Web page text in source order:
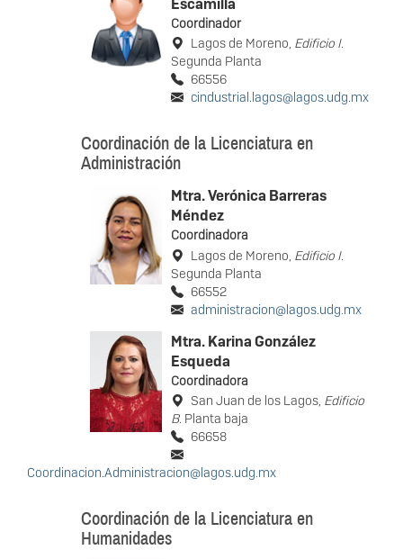
Escamilla
Coordinador
Lagos de Moreno, Edificio I.
Segunda Planta
66556
cindustrial.lagos@lagos.udg.mx
Coordinación de la Licenciatura en
Administración
Mtra. Verónica Barreras
Méndez
Coordinadora
Lagos de Moreno, Edificio I.
Segunda Planta
66552
administracion@lagos.udg.mx
Mtra. Karina González
Esqueda
Coordinadora
San Juan de los Lagos, Edificio
B. Planta baja
66658
Coordinacion.Administracion@lagos.udg.mx
Coordinación de la Licenciatura en
Humanidades